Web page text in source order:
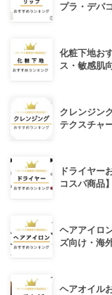
プラ・デパ
化粧下地お
ス・敏感肌
クレンジン
テクスチャ
ドライヤー
コスパ商品】
ヘアアイロ
ズ向け・海
ヘアオイル